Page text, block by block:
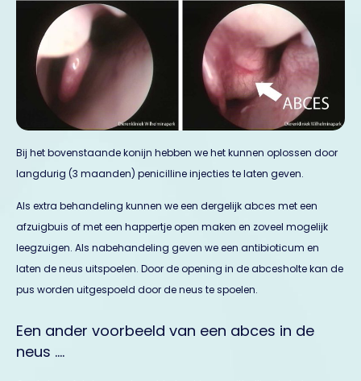
Bij het bovenstaande konijn hebben we het kunnen oplossen door
langdurig (3 maanden) penicilline injecties te laten geven.
Als extra behandeling kunnen we een dergelijk abces met een
afzuigbuis of met een happertje open maken en zoveel mogelijk
leegzuigen. Als nabehandeling geven we een antibioticum en
laten de neus uitspoelen. Door de opening in de abcesholte kan de
pus worden uitgespoeld door de neus te spoelen.
Een ander voorbeeld van een abces in de
neus ….